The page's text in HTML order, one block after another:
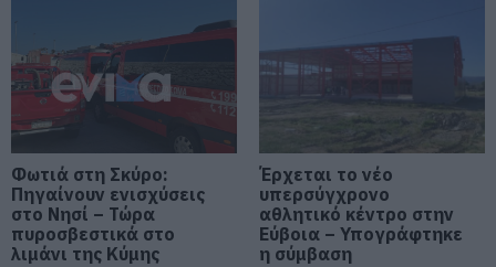
Νέα εποχή για την Εύβοια:
Μονοπάτια μέσα σε μαγευτικό
δάσος
06.08.2026 | 15:45
e – ΕΦΚΑ και ΔΥΠΑ: Ποιοι
πληρώνονται έως και αύριο
06.08.2026 | 15:30
Φωτιά στη Σκύρο:
Πηγαίνουν ενισχύσεις
στο Νησί – Τώρα
πυροσβεστικά στο
λιμάνι της Κύμης
Έρχεται το νέο
υπερσύγχρονο
αθλητικό κέντρο στην
Εύβοια – Υπογράφτηκε
η σύμβαση